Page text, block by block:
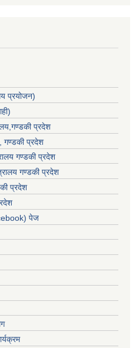
प्रयोजन)
प्रदेश
गण्डकी प्रदेश
गण्डकी प्रदेश
गण्डकी प्रदेश
प्रदेश
पेज